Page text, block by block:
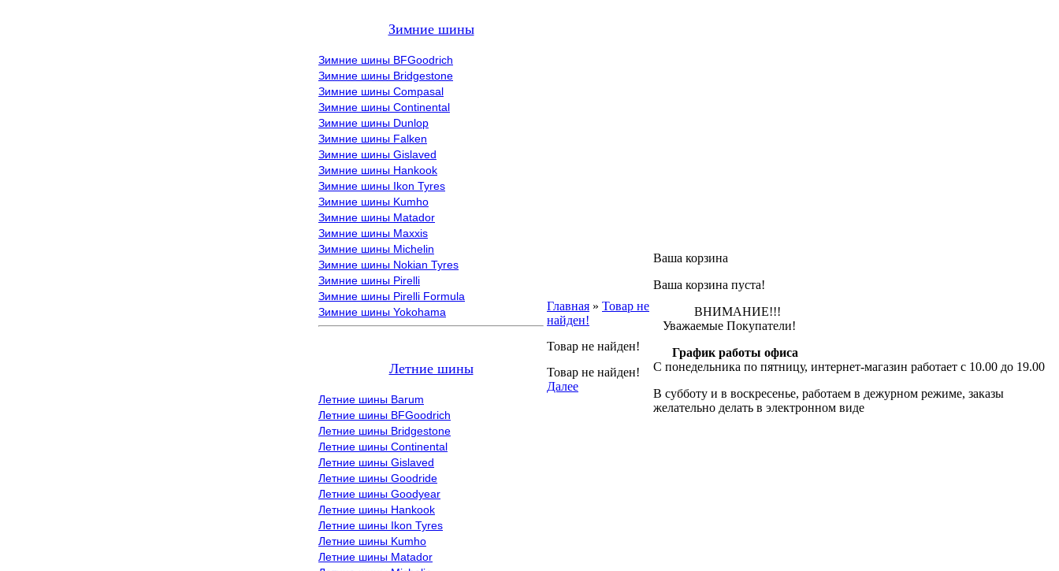
Зимние шины
Зимние шины BFGoodrich
Зимние шины Bridgestone
Зимние шины Compasal
Зимние шины Continental
Зимние шины Dunlop
Зимние шины Falken
Зимние шины Gislaved
Зимние шины Hankook
Зимние шины Ikon Tyres
Зимние шины Kumho
Зимние шины Matador
Зимние шины Maxxis
Зимние шины Michelin
Зимние шины Nokian Tyres
Зимние шины Pirelli
Зимние шины Pirelli Formula
Зимние шины Yokohama
Летние шины
Летние шины Barum
Летние шины BFGoodrich
Летние шины Bridgestone
Летние шины Continental
Летние шины Gislaved
Летние шины Goodride
Летние шины Goodyear
Летние шины Hankook
Летние шины Ikon Tyres
Летние шины Kumho
Летние шины Matador
Главная » Товар не
найден!
Товар не найден!
Товар не найден!
Далее
Ваша корзина
Ваша корзина пуста!
ВНИМАНИЕ!!!
Уважаемые Покупатели!
График работы офиса
С понедельника по пятницу, интернет-магазин работает с 10.00 до 19.00
В субботу и в воскресенье, работаем в дежурном режиме, заказы
желательно делать в электронном виде